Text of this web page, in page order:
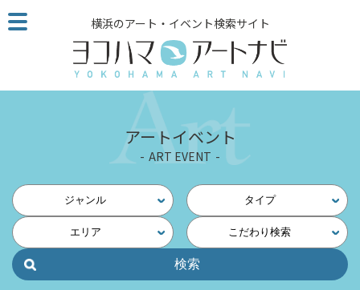
こ
の
ジ
読
他
ペ
横浜のアート・イベント検索サイト
アートイベント
ART EVENT
ジャンル タイプ
エリア こだわり検索